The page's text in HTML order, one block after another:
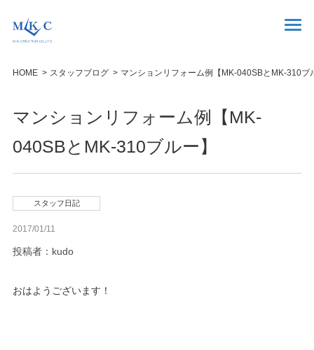
HOME スタッフブログ マンションリフォーム例【MK-040SBとMK-310ブ
マンションリフォーム例【MK-
040SBとMK-310ブルー】
スタッフ日記
2017/01/11
投稿者：kudo
おはようございます！